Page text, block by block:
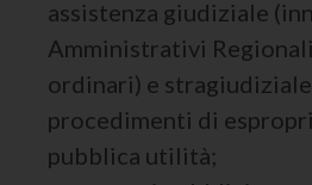
assistenza giudiziale
Amministrativi
ordinari) e
procedimenti di
pubblica utilità;